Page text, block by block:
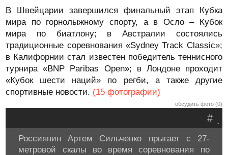
В Швейцарии завершился финальный этап Кубка
мира по горнолыжному спорту, а в Осло – Кубок
мира по биатлону; в Австралии состоялись
традиционные соревнования «Sydney Track Classic»;
в Калифорнии стал известен победитель теннисного
турнира «BNP Paribas Open»; в Лондоне проходит
«Кубок шести наций» по регби, а также другие
спортивные новости. (15 фотографии)
обсудить фото (0)
.
#
Россиянин Артем Сильченко прыгает с 27-
метровой скалы во время соревнования по